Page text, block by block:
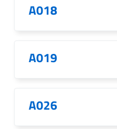
A018
A019
A026